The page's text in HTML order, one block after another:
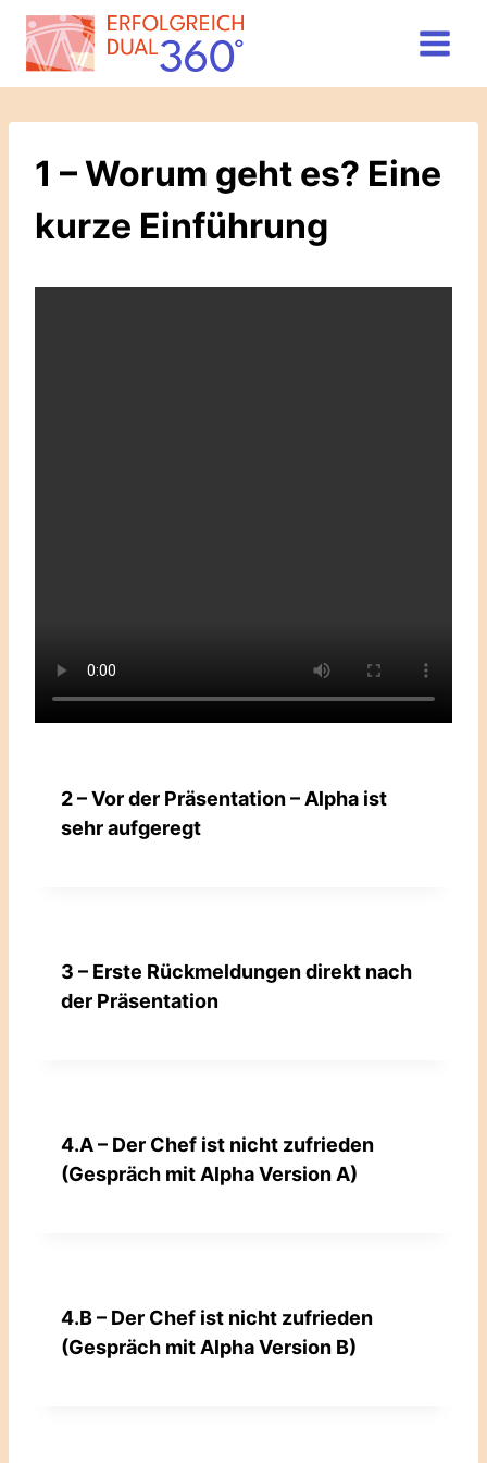
Zum
Inhalt
springen
1 – Worum geht es? Eine
kurze Einführung
2 – Vor der Präsentation – Alpha ist
sehr aufgeregt
3 – Erste Rückmeldungen direkt nach
der Präsentation
4.A – Der Chef ist nicht zufrieden
(Gespräch mit Alpha Version A)
4.B – Der Chef ist nicht zufrieden
(Gespräch mit Alpha Version B)